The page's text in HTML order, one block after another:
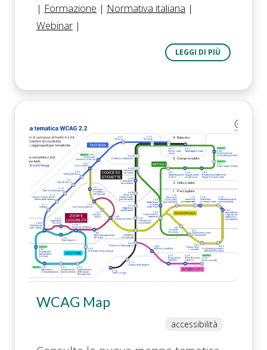
| Formazione | Normativa italiana |
Webinar |
LEGGI DI PIÙ
WCAG Map
accessibilità